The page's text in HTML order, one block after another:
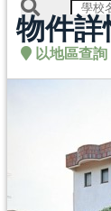
以地區查詢
物件詳